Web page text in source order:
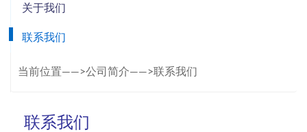
关于我们
联系我们
当前位置——>公司简介——>联系我们
联系我们